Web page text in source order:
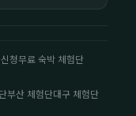
청무료 숙박 체험단
부산 체험단대구 체험단